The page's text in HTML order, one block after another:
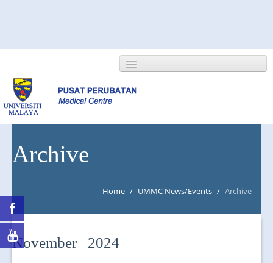
NEWS/EVENTS
Archive
Home / UMMC News/Events / Archive
November 2024